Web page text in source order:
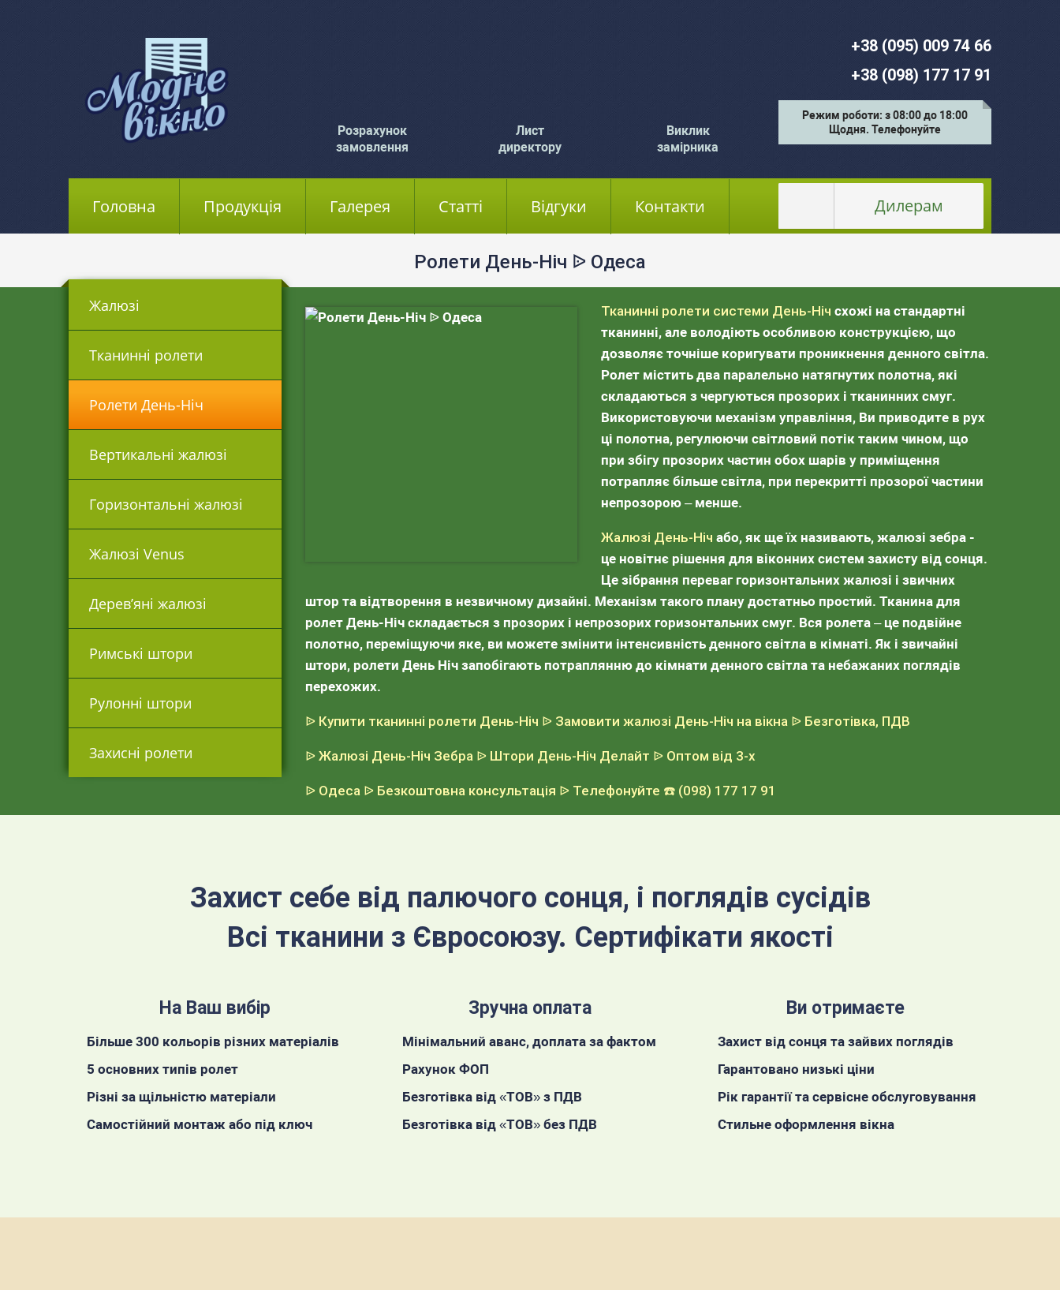
Головна (current)Продукція Галерея Статті Відгуки Контакти Дилерам
Розрахунок
замовлення
Лист
директору
Виклик
замірника
+38 (095) 009 74 66
+38 (098) 177 17 91
Режим роботи: з 08:00 до 18:00
Щодня. Телефонуйте
Ролети День-Ніч ᐉ Одеса
Жалюзі
Тканинні ролети
Ролети День-Ніч
Вертикальні жалюзі
Горизонтальні жалюзі
Жалюзі Venus
Дерев’яні жалюзі
Римські штори
Рулонні штори
Захисні ролети
Тканинні ролети системи День-Ніч схожі на стандартні
тканинні, але володіють особливою конструкцією, що
дозволяє точніше коригувати проникнення денного світла.
Ролет містить два паралельно натягнутих полотна, які
складаються з чергуються прозорих і тканинних смуг.
Використовуючи механізм управління, Ви приводите в рух
ці полотна, регулюючи світловий потік таким чином, що
при збігу прозорих частин обох шарів у приміщення
потрапляє більше світла, при перекритті прозорої частини
непрозорою – менше.
Жалюзі День-Ніч або, як ще їх називають, жалюзі зебра -
це новітнє рішення для віконних систем захисту від сонця.
Це зібрання переваг горизонтальних жалюзі і звичних
штор та відтворення в незвичному дизайні. Механізм такого плану достатньо простий. Тканина для
ролет День-Ніч складається з прозорих і непрозорих горизонтальних смуг. Вся ролета – це подвійне
полотно, переміщуючи яке, ви можете змінити інтенсивність денного світла в кімнаті. Як і звичайні
штори, ролети День Ніч запобігають потраплянню до кімнати денного світла та небажаних поглядів
перехожих.
ᐉ Купити тканинні ролети День-Ніч ᐉ Замовити жалюзі День-Ніч на вікна ᐉ Безготівка, ПДВ
ᐉ Жалюзі День-Ніч Зебра ᐉ Штори День-Ніч Делайт ᐉ Оптом від 3-х
ᐉ Одеса ᐉ Безкоштовна консультація ᐉ Телефонуйте ☎️ (098) 177 17 91
Захист себе від палючого сонця, і поглядів сусідів
Всі тканини з Євросоюзу. Сертифікати якості
На Ваш вибір
Більше 300 кольорів різних матеріалів
5 основних типів ролет
Різні за щільністю матеріали
Самостійний монтаж або під ключ
Зручна оплата
Мінімальний аванс, доплата за фактом
Рахунок ФОП
Безготівка від «ТОВ» з ПДВ
Безготівка від «ТОВ» без ПДВ
Ви отримаєте
Захист від сонця та зайвих поглядів
Гарантовано низькі ціни
Рік гарантії та сервісне обслуговування
Стильне оформлення вікна